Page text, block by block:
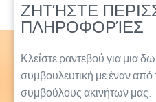
ΖΗΤΉΣΤΕ
ΠΛΗΡΟΦΟΡΊΕΣ
Κλείστε ραντεβού για μια
συμβουλευτική με έναν από
συμβούλους ακινήτων μας.